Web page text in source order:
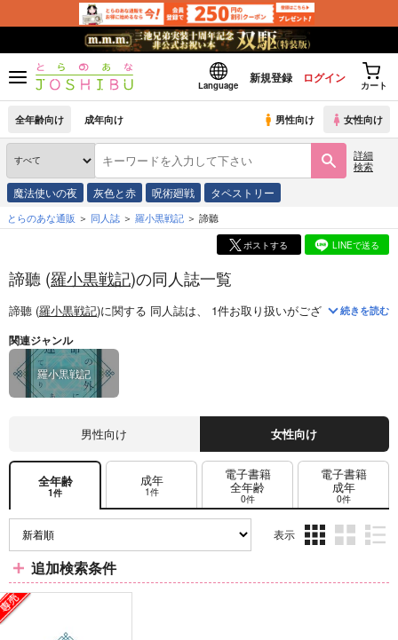
Language
新規登録 ログイン
カート
全年齢向け 成年向け 男性向け 女性向け
詳細
検索
魔法使いの夜 灰色と赤 呪術廻戦 タペストリー
とらのあな通販 同人誌 羅小黒戦記 諦聽
ポストする LINEで送る
諦聽 (羅小黒戦記)の同人誌一覧
諦聽 (羅小黒戦記)に関する 同人誌は、 1件お取り扱いがございます。「運
続きを読む
関連ジャンル
羅小黒戦記
男性向け 女性向け
全年齢
1件
成年
1件
電子書籍
全年齢
0件
電子書籍
成年
0件
表示
ム
ム
ム
追加検索条件